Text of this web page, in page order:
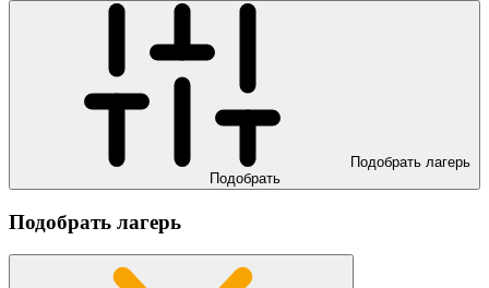
Подобрать лагерь
Подобрать
Подобрать лагерь